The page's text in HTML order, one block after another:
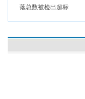
落总数被检出超标